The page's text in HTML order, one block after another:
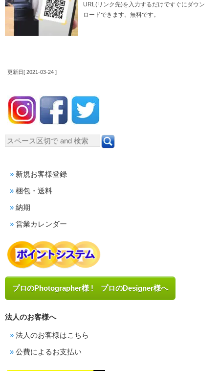
URL(リンク先)を入力するだけですぐにダウン
ロードできます。無料です。
更新日[ 2021-03-24 ]
新規お客様登録
梱包・送料
納期
営業カレンダー
プロのPhotographer様 ! プロのDesigner様へ
法人のお客様へ
法人のお客様はこちら
公費によるお支払い